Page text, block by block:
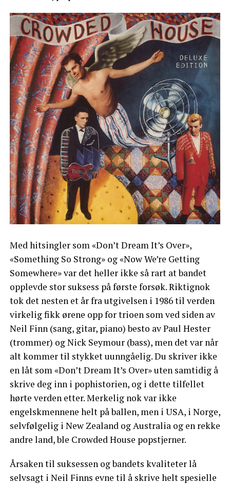
Med hitsingler som «Don’t Dream It’s Over»,
«Something So Strong» og «Now We’re Getting
Somewhere» var det heller ikke så rart at bandet
opplevde stor suksess på første forsøk. Riktignok
tok det nesten et år fra utgivelsen i 1986 til verden
virkelig fikk ørene opp for trioen som ved siden av
Neil Finn (sang, gitar, piano) besto av Paul Hester
(trommer) og Nick Seymour (bass), men det var når
alt kommer til stykket uunngåelig. Du skriver ikke
en låt som «Don’t Dream It’s Over» uten samtidig å
skrive deg inn i pophistorien, og i dette tilfellet
hørte verden etter. Merkelig nok var ikke
engelskmennene helt på ballen, men i USA, i Norge,
selvfølgelig i New Zealand og Australia og en rekke
andre land, ble Crowded House popstjerner.
Årsaken til suksessen og bandets kvaliteter lå
selvsagt i Neil Finns evne til å skrive helt spesielle